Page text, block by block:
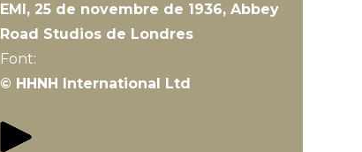
EMI, 25 de novembre de 1936, Abbey
Road Studios de Londres
Font:
© HHNH International Ltd